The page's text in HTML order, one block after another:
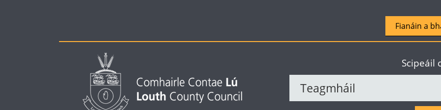
Fianáin a
Scipeáil